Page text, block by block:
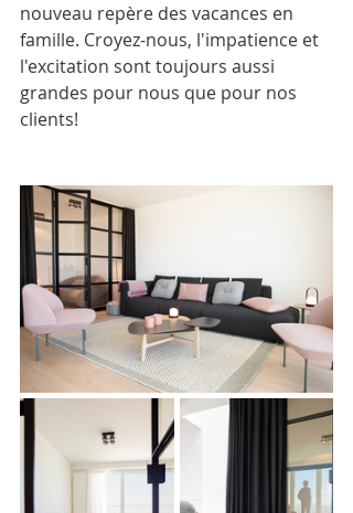
nouveau repère des vacances en
famille. Croyez-nous, l'impatience et
l'excitation sont toujours aussi
grandes pour nous que pour nos
clients!